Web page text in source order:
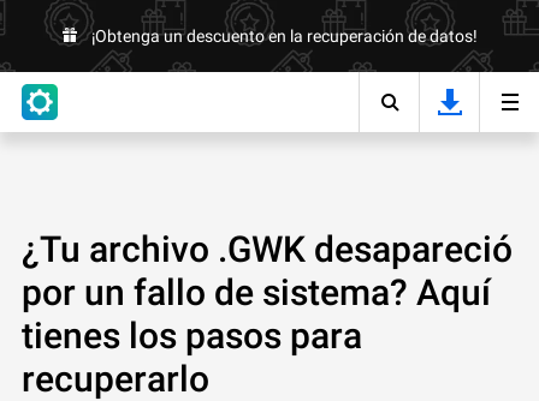
¡Obtenga un descuento en la recuperación de datos!
¿Tu archivo .GWK desapareció
por un fallo de sistema? Aquí
tienes los pasos para
recuperarlo